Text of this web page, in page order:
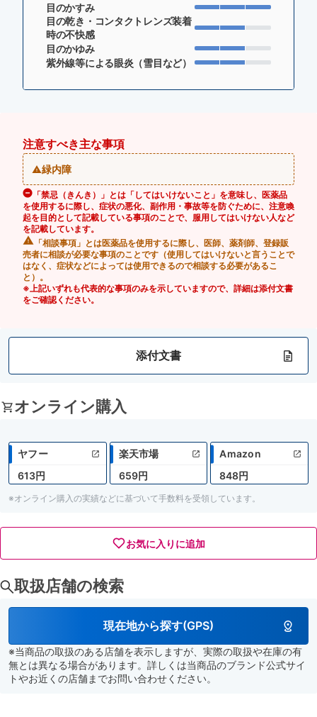
目のかすみ
目の乾き・コンタクトレンズ装着
時の不快感
目のかゆみ
紫外線等による眼炎（雪目など）
注意すべき主な事項
緑内障
「禁忌（きんき）」とは「してはいけないこと」を意味し、医薬品
を使用するに際し、症状の悪化、副作用・事故等を防ぐために、注意喚
起を目的として記載している事項のことで、服用してはいけない人など
を記載しています。
「相談事項」とは医薬品を使用するに際し、医師、薬剤師、登録販
売者に相談が必要な事項のことです（使用してはいけないと言うことで
はなく、症状などによっては使用できるので相談する必要があるこ
と）。
※上記いずれも代表的な事項のみを示していますので、詳細は添付文書
をご確認ください。
添付文書
オンライン購入
ヤフー
613円
楽天市場
659円
Amazon
848円
※オンライン購入の実績などに基づいて手数料を受領しています。
お気に入りに追加
取扱店舗の検索
現在地から探す(GPS)
※当商品の取扱のある店舗を表示しますが、実際の取扱や在庫の有
無とは異なる場合があります。詳しくは当商品のブランド公式サイ
トやお近くの店舗までお問い合わせください。